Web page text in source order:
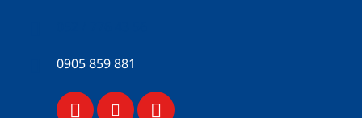
0905 859 881